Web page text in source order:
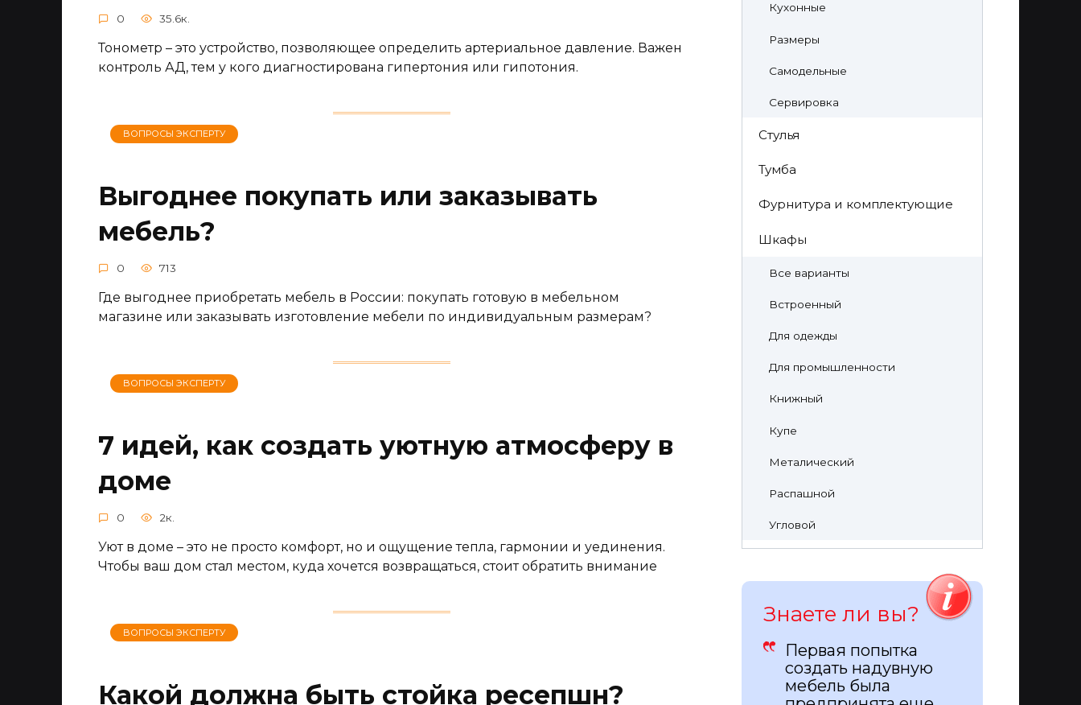
0 35.6к.
Тонометр – это устройство, позволяющее определить артериальное давление. Важен
контроль АД, тем у кого диагностирована гипертония или гипотония.
ВОПРОСЫ ЭКСПЕРТУ
Выгоднее покупать или заказывать
мебель?
0 713
Где выгоднее приобретать мебель в России: покупать готовую в мебельном
магазине или заказывать изготовление мебели по индивидуальным размерам?
ВОПРОСЫ ЭКСПЕРТУ
7 идей, как создать уютную атмосферу в
доме
0 2к.
Уют в доме – это не просто комфорт, но и ощущение тепла, гармонии и уединения.
Чтобы ваш дом стал местом, куда хочется возвращаться, стоит обратить внимание
ВОПРОСЫ ЭКСПЕРТУ
Какой должна быть стойка ресепшн?
Кухонные
Размеры
Самодельные
Сервировка
Стулья
Тумба
Фурнитура и комплектующие
Шкафы
Все варианты
Встроенный
Для одежды
Для промышленности
Книжный
Купе
Металический
Распашной
Угловой
Знаете ли вы?
Первая попытка
создать надувную
мебель была